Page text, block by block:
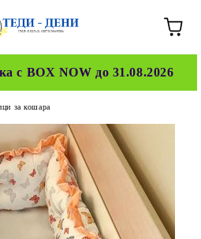
с BOX NOW до 31.08.2026
за кошара